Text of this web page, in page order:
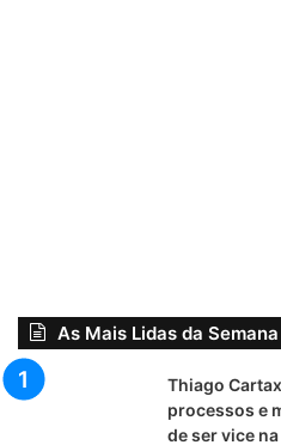
As Mais Lidas da Semana
Thiago
processos e
de ser vice